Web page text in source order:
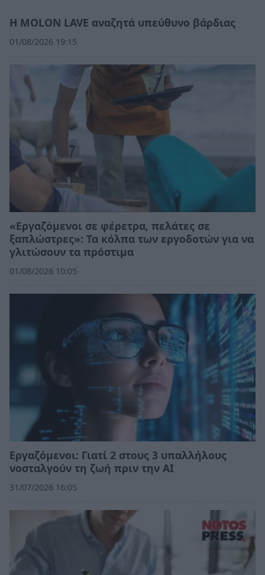
Η MOLON LAVE αναζητά υπεύθυνο βάρδιας
01/08/2026 19:15
«Εργαζόμενοι σε φέρετρα, πελάτες σε
ξαπλώστρες»: Τα κόλπα των εργοδοτών για να
γλιτώσουν τα πρόστιμα
01/08/2026 10:05
Εργαζόμενοι: Γιατί 2 στους 3 υπαλλήλους
νοσταλγούν τη ζωή πριν την ΑΙ
31/07/2026 16:05